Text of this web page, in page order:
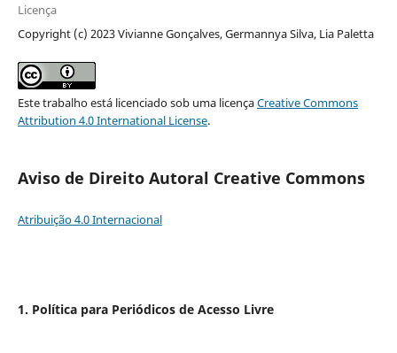
Licença
Copyright (c) 2023 Vivianne Gonçalves, Germannya Silva, Lia Paletta
Este trabalho está licenciado sob uma licençaCreative Commons
Attribution 4.0 International License.
Aviso de Direito Autoral Creative Commons
Atribuição 4.0 Internacional
1. Política para Periódicos de Acesso Livre